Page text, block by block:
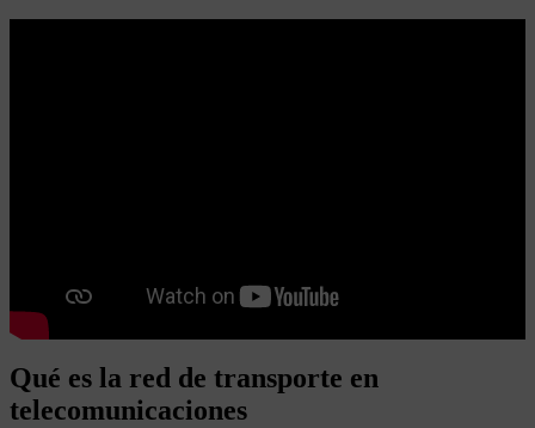
Qué es la red de transporte en
telecomunicaciones